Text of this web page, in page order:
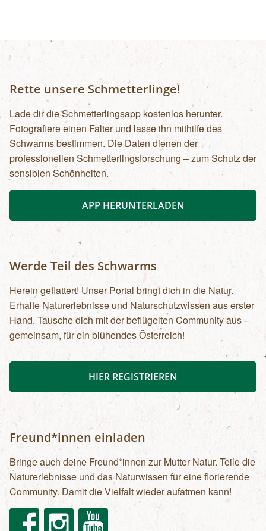
Rette unsere Schmetterlinge!
Lade dir die Schmetterlingsapp kostenlos herunter.
Fotografiere einen Falter und lasse ihn mithilfe des
Schwarms bestimmen. Die Daten dienen der
professionellen Schmetterlingsforschung – zum Schutz der
sensiblen Schönheiten.
APP HERUNTERLADEN
Werde Teil des Schwarms
Herein geflattert! Unser Portal bringt dich in die Natur.
Erhalte Naturerlebnisse und Naturschutzwissen aus erster
Hand. Tausche dich mit der beflügelten Community aus –
gemeinsam, für ein blühendes Österreich!
HIER REGISTRIEREN
Freund*innen einladen
Bringe auch deine Freund*innen zur Mutter Natur. Teile die
Naturerlebnisse und das Naturwissen für eine florierende
Community. Damit die Vielfalt wieder aufatmen kann!
FacebookInstagram Youtube